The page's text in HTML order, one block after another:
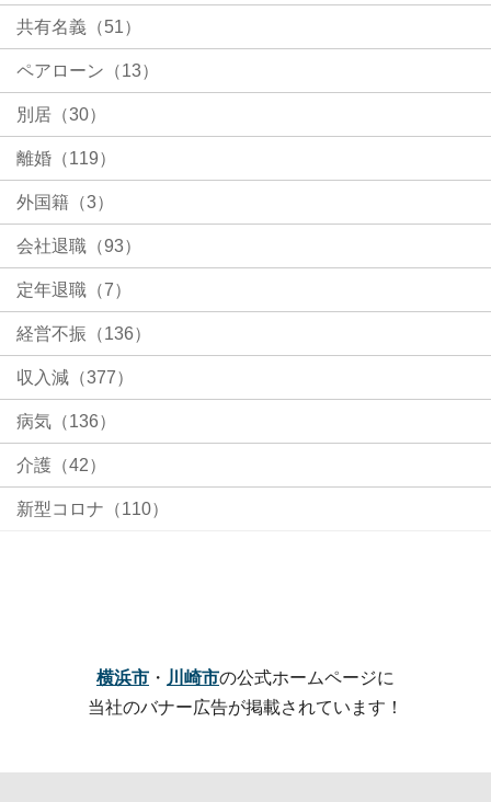
共有名義（51）
ペアローン（13）
別居（30）
離婚（119）
外国籍（3）
会社退職（93）
定年退職（7）
経営不振（136）
収入減（377）
病気（136）
介護（42）
新型コロナ（110）
横浜市 ・ 川崎市の公式ホームページに
当社のバナー広告が掲載されています！